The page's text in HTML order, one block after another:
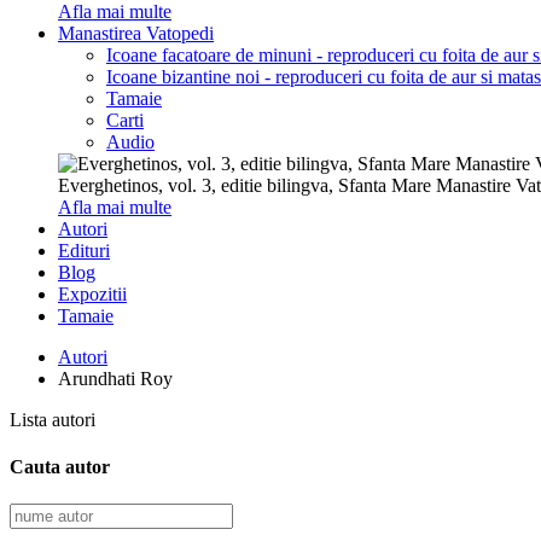
Afla mai multe
Manastirea Vatopedi
Icoane facatoare de minuni - reproduceri cu foita de aur
Icoane bizantine noi - reproduceri cu foita de aur si
Tamaie
Carti
Audio
Everghetinos, vol. 3, editie bilingva, Sfanta Mare Manastire
Afla mai multe
Autori
Edituri
Blog
Expozitii
Tamaie
Autori
Arundhati Roy
Lista autori
Cauta autor